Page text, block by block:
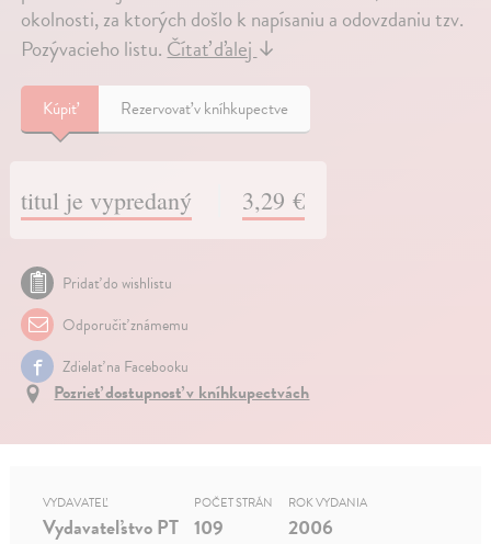
okolnosti, za ktorých došlo k napísaniu a odovzdaniu tzv.
Pozývacieho listu. Čítať ďalej ↓
Kúpiť Rezervovať v kníhkupectve
titul je vypredaný 3,29 €
Pridať do wishlistu
Odporučiť známemu
Zdielať na Facebooku
Pozrieť dostupnosť v kníhkupectvách
VYDAVATEĽ
Vydavateľstvo PT
POČET STRÁN
109
ROK VYDANIA
2006